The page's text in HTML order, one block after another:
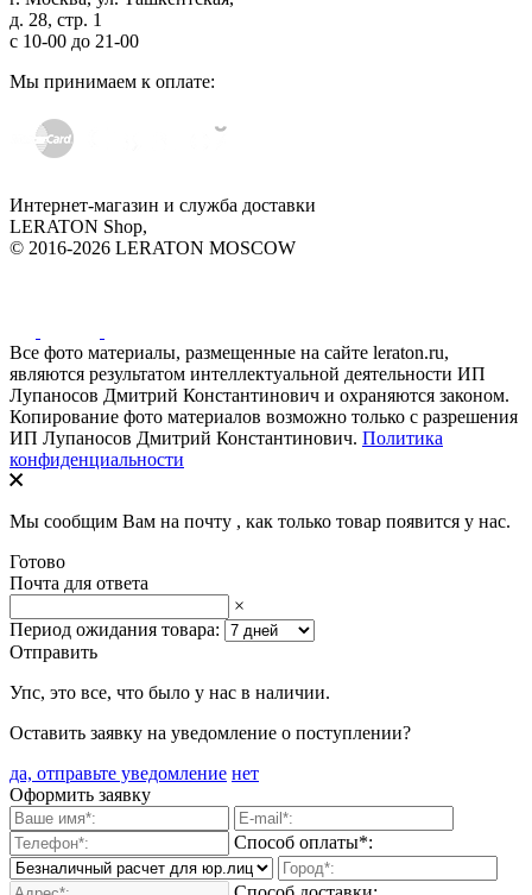
д. 28, стр. 1
с 10-00 до 21-00
Мы принимаем к оплате:
Интернет-магазин и служба доставки
LERATON Shop,
© 2016-2026 LERATON MOSCOW
Все фото материалы, размещенные на сайте leraton.ru,
являются результатом интеллектуальной деятельности ИП
Лупаносов Дмитрий Константинович и охраняются законом.
Копирование фото материалов возможно только с разрешения
ИП Лупаносов Дмитрий Константинович. Политика
конфиденциальности
Мы сообщим Вам на почту , как только товар появится у нас.
Готово
Почта для ответа
×
Период ожидания товара:
Отправить
Упс, это все, что было у нас в наличии.
Оставить заявку на уведомление о поступлении?
да, отправьте уведомление нет
Оформить заявку
Способ оплаты*: